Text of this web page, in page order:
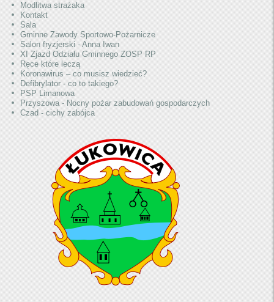
Modlitwa strażaka
Kontakt
Sala
Gminne Zawody Sportowo-Pożarnicze
Salon fryzjerski - Anna Iwan
XI Zjazd Odziału Gminnego ZOSP RP
Ręce które leczą
Koronawirus – co musisz wiedzieć?
Defibrylator - co to takiego?
PSP Limanowa
Przyszowa - Nocny pożar zabudowań gospodarczych
Czad - cichy zabójca